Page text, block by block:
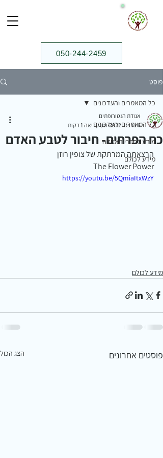
050-244-2459⁩
פוסט
כל המאמרים והעדכונים
מידע לחברי האגודה
מידע לכולם
כל המאמרים והעדכונים
כח הפרחים- חיבור לטבע האדם
אגודת הנטורופתים
6 בדצמ׳ 2022
זמן קריאה 1 דקות
הרצאתה המרתקת של צופין רוזן
The Flower Power
https://youtu.be/5QmiaItxWzY
מידע לכולם
פוסטים אחרונים הצג הכול